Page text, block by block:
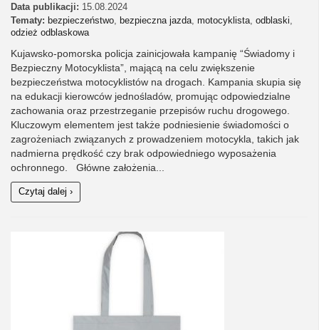
Data publikacji: 15.08.2024
Tematy: bezpieczeństwo, bezpieczna jazda, motocyklista, odblaski,
odzież odblaskowa
Kujawsko-pomorska policja zainicjowała kampanię “Świadomy i
Bezpieczny Motocyklista”, mającą na celu zwiększenie
bezpieczeństwa motocyklistów na drogach. Kampania skupia się
na edukacji kierowców jednośladów, promując odpowiedzialne
zachowania oraz przestrzeganie przepisów ruchu drogowego.
Kluczowym elementem jest także podniesienie świadomości o
zagrożeniach związanych z prowadzeniem motocykla, takich jak
nadmierna prędkość czy brak odpowiedniego wyposażenia
ochronnego. Główne założenia...
Czytaj dalej ›